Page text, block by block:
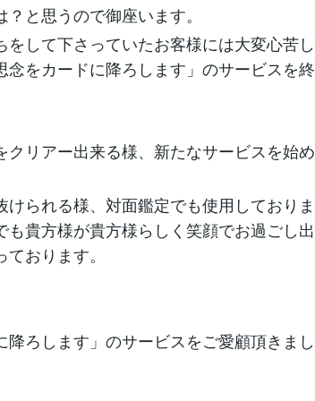
と思うので御座います。
して下さっていたお客様には大変心苦し
をカードに降ろします」のサービスを終
リアー出来る様、新たなサービスを始め
られる様、対面鑑定でも使用しておりま
貴方様が貴方様らしく笑顔でお過ごし出
おります。
ろします」のサービスをご愛顧頂きまし